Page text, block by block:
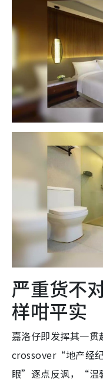
严重货不
样咁平实
嘉洛仔即发挥其一
crossover“地产经
眼”逐点反讽，“温